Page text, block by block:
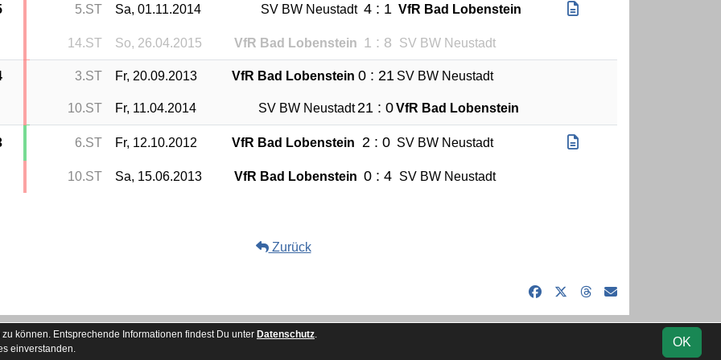
5.ST Sa, 01.11.2014 SV BW Neustadt 4 : 1 VfR Bad Lobenstein
14.ST So, 26.04.2015 VfR Bad Lobenstein 1 : 8 SV BW Neustadt
3.ST Fr, 20.09.2013 VfR Bad Lobenstein 0 : 21 SV BW Neustadt
10.ST Fr, 11.04.2014 SV BW Neustadt 21 : 0 VfR Bad Lobenstein
6.ST Fr, 12.10.2012 VfR Bad Lobenstein 2 : 0 SV BW Neustadt
10.ST Sa, 15.06.2013 VfR Bad Lobenstein 0 : 4 SV BW Neustadt
Zurück
Besucherstatistik
OK
können. Entsprechende Informationen findest Du unter Datenschutz.
einverstanden.